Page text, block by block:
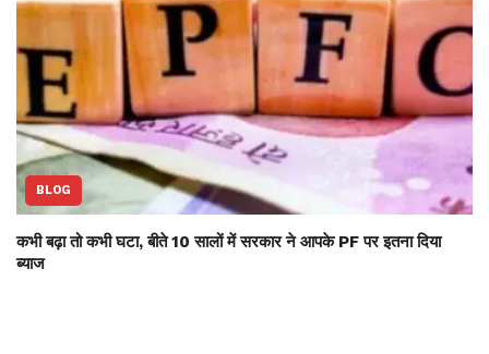
BLOG
कभी बढ़ा तो कभी घटा, बीते 10 सालों में सरकार ने आपके PF पर इतना दिया
ब्याज